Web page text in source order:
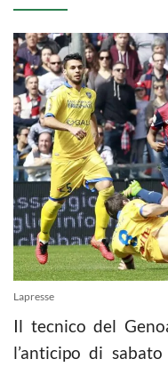
Lapresse
Il tecnico del
l’anticipo di